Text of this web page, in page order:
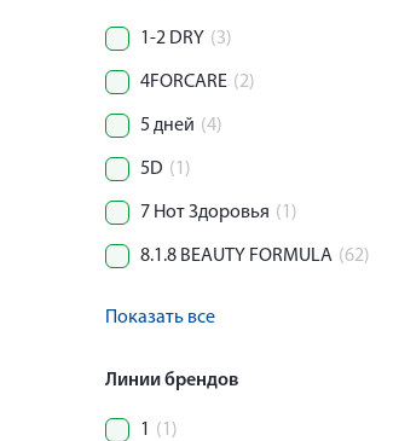
1-2 DRY (3)
4FORCARE (2)
5 дней (4)
5D (1)
7 Нот Здоровья (1)
8.1.8 BEAUTY FORMULA (62)
Показать все
Линии брендов
1 (1)